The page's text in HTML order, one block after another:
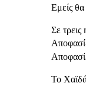
Εμείς
Σε τρεις
Το